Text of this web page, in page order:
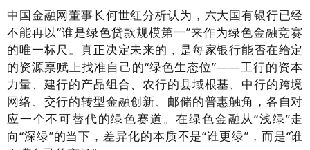
中国金融网董事长何世红分析认为，六大国有银行已经
不能再以“谁是绿色贷款规模第一”来作为绿色金融竞赛
的唯一标尺。真正决定未来的，是每家银行能否在给定
的资源禀赋上找准自己的“绿色生态位”——工行的资本
力量、建行的产品组合、农行的县域根基、中行的跨境
网络、交行的转型金融创新、邮储的普惠触角，各自对
应一个不可替代的绿色赛道。在绿色金融从“浅绿”走
向“深绿”的当下，差异化的本质不是“谁更绿”，而是“谁